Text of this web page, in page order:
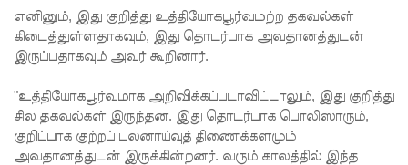
தாயகம்
திரும்புவத
ற்கு ஷேக்
ஹசீனா
தயார்! -
எனினும், இது குறித்து உத்தியோகபூர்வமற்ற தகவல்கள்
கிடைத்துள்ளதாகவும், இது தொடர்பாக அவதானத்துடன்
இருப்பதாகவும் அவர் கூறினார்.
"உத்தியோகபூர்வமாக அறிவிக்கப்படாவிட்டாலும், இது குறித்து
சில தகவல்கள் இருந்தன. இது தொடர்பாக பொலிஸாரும்,
குறிப்பாக குற்றப் புலனாய்வுத் திணைக்களமும்
அவதானத்துடன் இருக்கின்றனர். வரும் காலத்தில் இந்த